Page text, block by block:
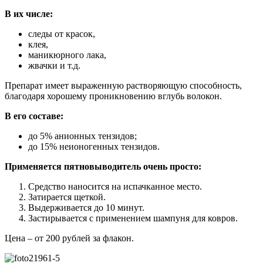
В их числе:
следы от красок,
клея,
маникюрного лака,
жвачки и т.д.
Препарат имеет выраженную растворяющую способность,
благодаря хорошему проникновению вглубь волокон.
В его составе:
до 5% анионных тензидов;
до 15% неионогенных тензидов.
Применяется пятновыводитель очень просто:
Средство наносится на испачканное место.
Затирается щеткой.
Выдерживается до 10 минут.
Застирывается с применением шампуня для ковров.
Цена – от 200 рублей за флакон.